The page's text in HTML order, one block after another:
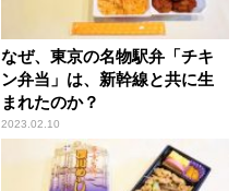
なぜ、東京の名物駅弁「チキ
ン弁当」は、新幹線と共に生
まれたのか？
2023.02.10